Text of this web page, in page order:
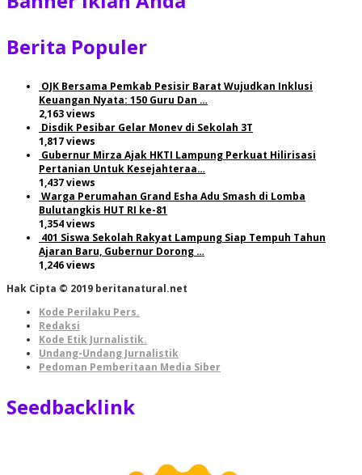
Berita Populer
OJK Bersama Pemkab Pesisir Barat Wujudkan Inklusi
Keuangan Nyata: 150 Guru Dan …
2,163 views
Disdik Pesibar Gelar Monev di Sekolah 3T
1,817 views
Gubernur Mirza Ajak HKTI Lampung Perkuat Hilirisasi
Pertanian Untuk Kesejahteraa…
1,437 views
Warga Perumahan Grand Esha Adu Smash di Lomba
Bulutangkis HUT RI ke-81
1,354 views
401 Siswa Sekolah Rakyat Lampung Siap Tempuh Tahun
Ajaran Baru, Gubernur Dorong …
1,246 views
Hak Cipta © 2019 beritanatural.net
Kode Perilaku Pers.
Redaksi
Kode Etik Jurnalistik.
Undang-Undang Jurnalistik
Pedoman Pemberitaan Media Siber
Seedbacklink